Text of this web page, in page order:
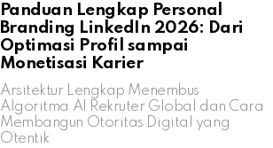
Panduan Lengkap Personal
Branding LinkedIn 2026: Dari
Optimasi Profil sampai
Monetisasi Karier
Arsitektur Lengkap Menembus
Algoritma AI Rekruter Global dan Cara
Membangun Otoritas Digital yang
Otentik